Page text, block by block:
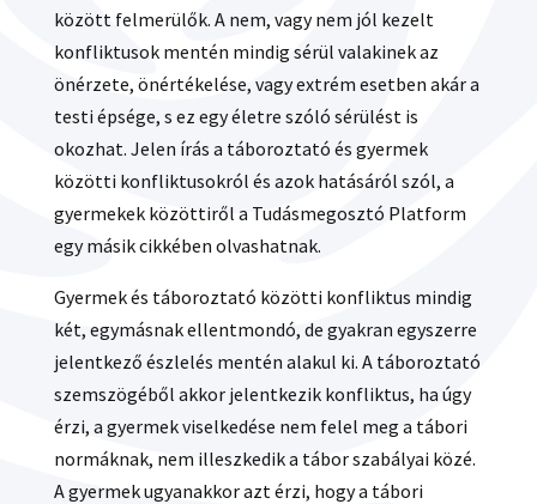
között felmerülők. A nem, vagy nem jól kezelt
konfliktusok mentén mindig sérül valakinek az
önérzete, önértékelése, vagy extrém esetben akár a
testi épsége, s ez egy életre szóló sérülést is
okozhat. Jelen írás a táboroztató és gyermek
közötti konfliktusokról és azok hatásáról szól, a
gyermekek közöttiről a Tudásmegosztó Platform
egy másik cikkében olvashatnak.
Gyermek és táboroztató közötti konfliktus mindig
két, egymásnak ellentmondó, de gyakran egyszerre
jelentkező észlelés mentén alakul ki. A táboroztató
szemszögéből akkor jelentkezik konfliktus, ha úgy
érzi, a gyermek viselkedése nem felel meg a tábori
normáknak, nem illeszkedik a tábor szabályai közé.
A gyermek ugyanakkor azt érzi, hogy a tábori